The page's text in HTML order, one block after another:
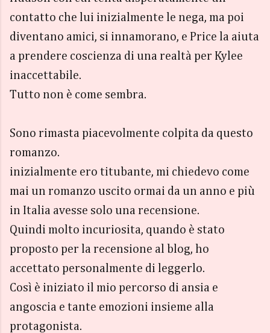
contatto che lui inizialmente le nega, ma poi
diventano amici, si innamorano, e Price la aiuta
a prendere coscienza di una realtà per Kylee
inaccettabile.
Tutto non è come sembra.
Sono rimasta piacevolmente colpita da questo
romanzo.
inizialmente ero titubante, mi chiedevo come
mai un romanzo uscito ormai da un anno e più
in Italia avesse solo una recensione.
Quindi molto incuriosita, quando è stato
proposto per la recensione al blog, ho
accettato personalmente di leggerlo.
Così è iniziato il mio percorso di ansia e
angoscia e tante emozioni insieme alla
protagonista.